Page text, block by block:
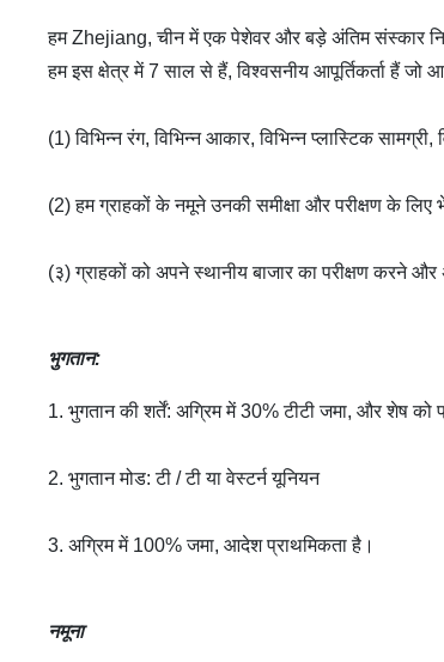
हम Zhejiang, चीन में एक पेशेवर और बड़े अंतिम संस्कार
हम इस क्षेत्र में 7 साल से हैं, विश्वसनीय आपूर्तिकर्ता हैं
(1) विभिन्न रंग, विभिन्न आकार, विभिन्न प्लास्टिक
(2) हम ग्राहकों के नमूने उनकी समीक्षा और परीक्षण के
(३) ग्राहकों को अपने स्थानीय बाजार का परीक्षण करने
भुगतान:
1. भुगतान की शर्तें: अग्रिम में 30% टीटी जमा, और शेष
2. भुगतान मोड: टी / टी या वेस्टर्न यूनियन
3. अग्रिम में 100% जमा, आदेश प्राथमिकता है।
नमूना